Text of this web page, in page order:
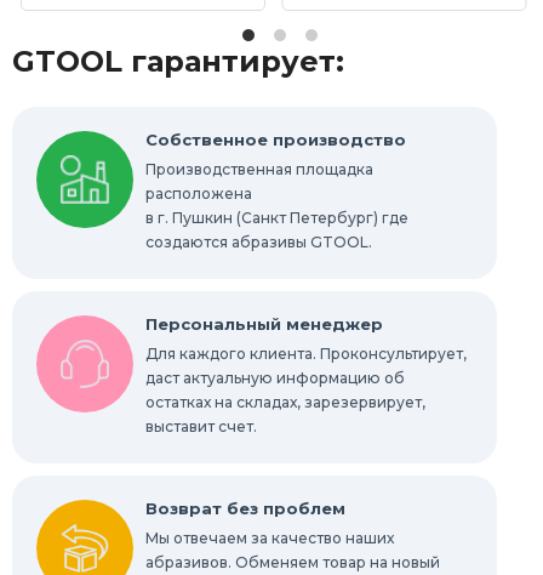
Отрезные круги по металлу
Шлифовальные гильзы
Шлифовальные абразивные губки, бруски
Радиальные шлифовальные круги
Конволютные круги
Абразивы для обработки труднодоступных
мест
GTOOL гарантирует:
Собственное производство
Производственная площадка
расположена
в г. Пушкин (Санкт Петербург) где
создаются абразивы GTOOL.
Персональный менеджер
Для каждого клиента. Проконсультирует,
даст актуальную информацию об
остатках на складах, зарезервирует,
выставит счет.
Возврат без проблем
Мы отвечаем за качество наших
абразивов. Обменяем товар на новый